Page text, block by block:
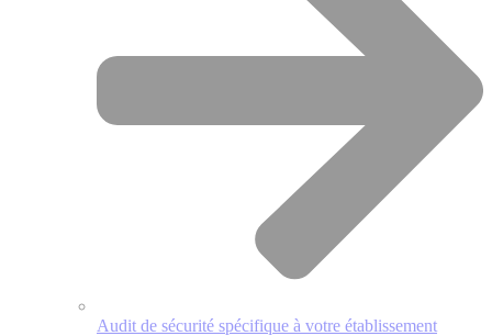
Audit de sécurité spécifique à votre établissement